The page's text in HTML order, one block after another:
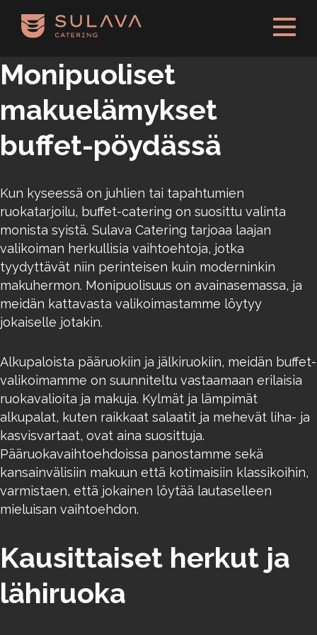
Monipuoliset
makuelämykset
buffet-pöydässä
Kun kyseessä on juhlien tai tapahtumien
ruokatarjoilu, buffet-catering on suosittu valinta
monista syistä. Sulava Catering tarjoaa laajan
valikoiman herkullisia vaihtoehtoja, jotka
tyydyttävät niin perinteisen kuin moderninkin
makuhermon. Monipuolisuus on avainasemassa, ja
meidän kattavasta valikoimastamme löytyy
jokaiselle jotakin.
Alkupaloista pääruokiin ja jälkiruokiin, meidän buffet-
valikoimamme on suunniteltu vastaamaan erilaisia
ruokavalioita ja makuja. Kylmät ja lämpimät
alkupalat, kuten raikkaat salaatit ja mehevät liha- ja
kasvisvartaat, ovat aina suosittuja.
Pääruokavaihtoehdoissa panostamme sekä
kansainvälisiin makuun että kotimaisiin klassikoihin,
varmistaen, että jokainen löytää lautaselleen
mieluisan vaihtoehdon.
Kausittaiset herkut ja
lähiruoka